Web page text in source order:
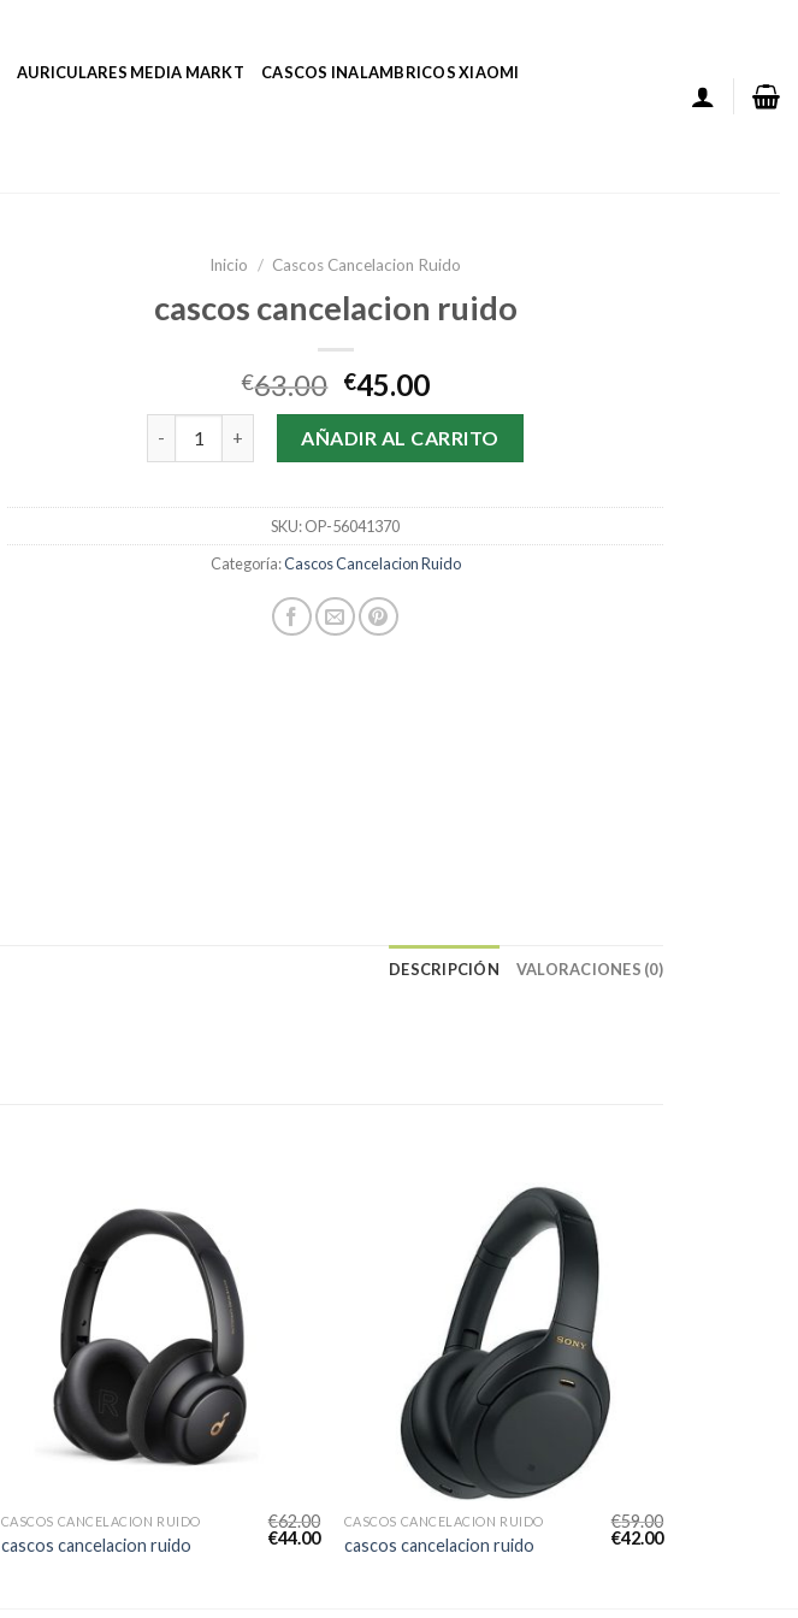
AURICULARES MEDIA MARKT CASCOS INALAMBRICOS XIAOMI
Inicio / Cascos Cancelacion Ruido
cascos cancelacion ruido
€63.00 €45.00
cascos cancelacion ruido cantidad
AÑADIR AL CARRITO
SKU:OP-56041370
Categoría:Cascos Cancelacion Ruido
DESCRIPCIÓN VALORACIONES (0)
CASCOS CANCELACION RUIDO
cascos cancelacion ruido
€62.00
€44.00
CASCOS CANCELACION RUIDO
cascos cancelacion ruido
€59.00
€42.00